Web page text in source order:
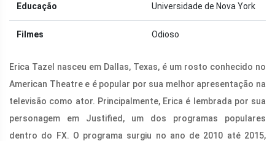
Educação Universidade de Nova York
Filmes Odioso
Erica Tazel nasceu em Dallas, Texas, é um rosto conhecido no
American Theatre e é popular por sua melhor apresentação na
televisão como ator. Principalmente, Erica é lembrada por sua
personagem em Justified, um dos programas populares
dentro do FX. O programa surgiu no ano de 2010 até 2015,